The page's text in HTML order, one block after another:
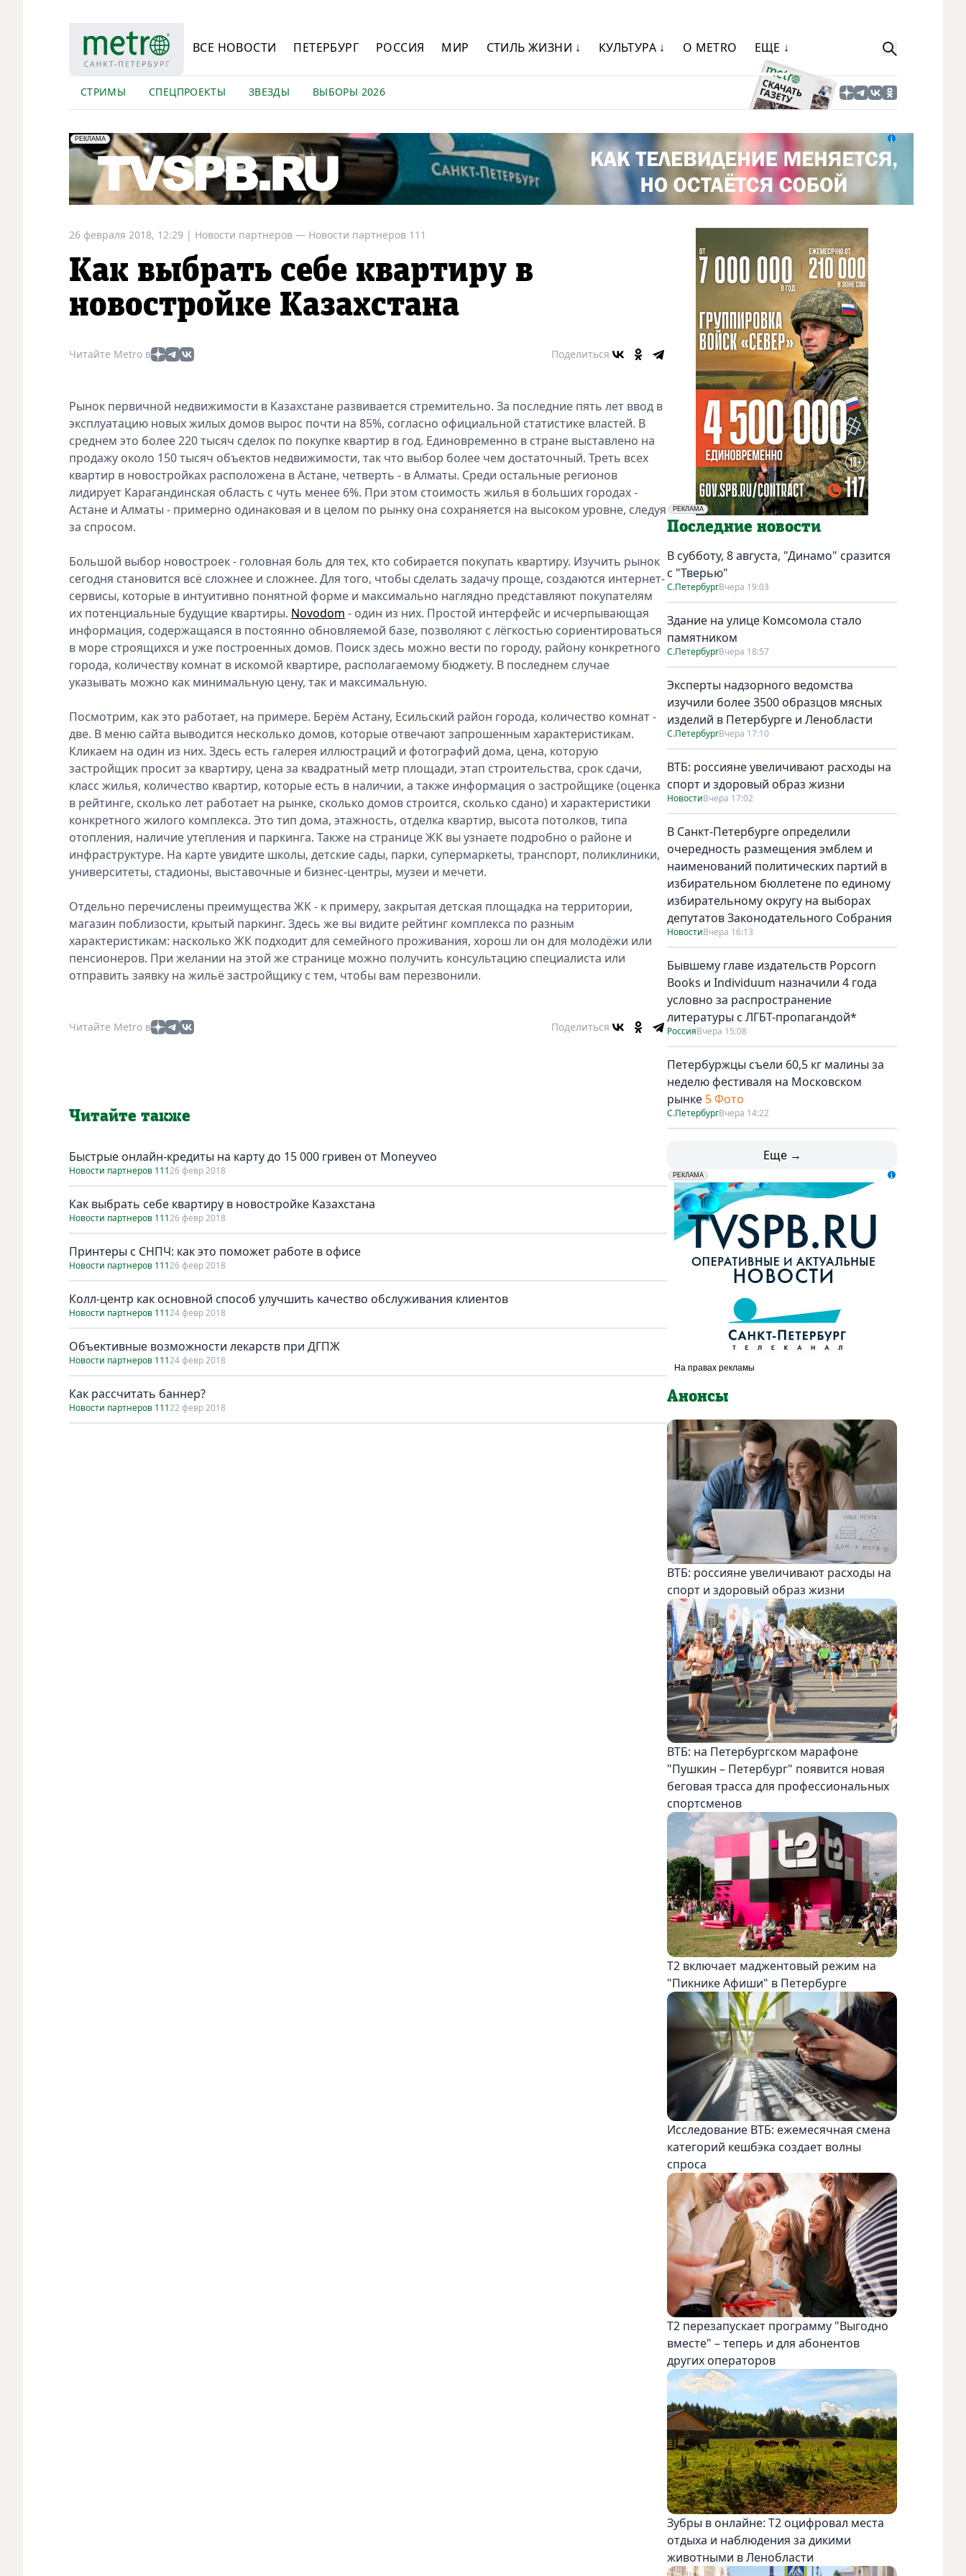
ВСЕ НОВОСТИ ПЕТЕРБУРГ РОССИЯ МИР СТИЛЬ ЖИЗНИ ↓ КУЛЬТУРА ↓ О METRO ЕЩЕ ↓
СТРИМЫ СПЕЦПРОЕКТЫ ЗВЕЗДЫ ВЫБОРЫ 2026
erid: LdtCK5Efv
РЕКЛАМА
АО "ГАТР", ИНН: 7841320717
26 февраля 2018, 12:29 | Новости партнеров — Новости партнеров 111
Как выбрать себе квартиру в
новостройке Казахстана
Читайте Metro в Поделиться
Рынок первичной недвижимости в Казахстане развивается стремительно. За последние пять лет ввод в
эксплуатацию новых жилых домов вырос почти на 85%, согласно официальной статистике властей. В
среднем это более 220 тысяч сделок по покупке квартир в год. Единовременно в стране выставлено на
продажу около 150 тысяч объектов недвижимости, так что выбор более чем достаточный. Треть всех
квартир в новостройках расположена в Астане, четверть - в Алматы. Среди остальные регионов
лидирует Карагандинская область с чуть менее 6%. При этом стоимость жилья в больших городах -
Астане и Алматы - примерно одинаковая и в целом по рынку она сохраняется на высоком уровне, следуя
за спросом.
Большой выбор новостроек - головная боль для тех, кто собирается покупать квартиру. Изучить рынок
сегодня становится всё сложнее и сложнее. Для того, чтобы сделать задачу проще, создаются интернет-
сервисы, которые в интуитивно понятной форме и максимально наглядно представляют покупателям
их потенциальные будущие квартиры. Novodom - один из них. Простой интерфейс и исчерпывающая
информация, содержащаяся в постоянно обновляемой базе, позволяют с лёгкостью сориентироваться
в море строящихся и уже построенных домов. Поиск здесь можно вести по городу, району конкретного
города, количеству комнат в искомой квартире, располагаемому бюджету. В последнем случае
указывать можно как минимальную цену, так и максимальную.
Посмотрим, как это работает, на примере. Берём Астану, Есильский район города, количество комнат -
две. В меню сайта выводится несколько домов, которые отвечают запрошенным характеристикам.
Кликаем на один из них. Здесь есть галерея иллюстраций и фотографий дома, цена, которую
застройщик просит за квартиру, цена за квадратный метр площади, этап строительства, срок сдачи,
класс жилья, количество квартир, которые есть в наличии, а также информация о застройщике (оценка
в рейтинге, сколько лет работает на рынке, сколько домов строится, сколько сдано) и характеристики
конкретного жилого комплекса. Это тип дома, этажность, отделка квартир, высота потолков, типа
отопления, наличие утепления и паркинга. Также на странице ЖК вы узнаете подробно о районе и
инфраструктуре. На карте увидите школы, детские сады, парки, супермаркеты, транспорт, поликлиники,
университеты, стадионы, выставочные и бизнес-центры, музеи и мечети.
Отдельно перечислены преимущества ЖК - к примеру, закрытая детская площадка на территории,
магазин поблизости, крытый паркинг. Здесь же вы видите рейтинг комплекса по разным
характеристикам: насколько ЖК подходит для семейного проживания, хорош ли он для молодёжи или
пенсионеров. При желании на этой же странице можно получить консультацию специалиста или
отправить заявку на жильё застройщику с тем, чтобы вам перезвонили.
Читайте Metro в Поделиться
Читайте также
Быстрые онлайн-кредиты на карту до 15 000 гривен от Moneyveo
Новости партнеров 11126 февр 2018
Как выбрать себе квартиру в новостройке Казахстана
Новости партнеров 11126 февр 2018
Принтеры с СНПЧ: как это поможет работе в офисе
Новости партнеров 11126 февр 2018
Колл-центр как основной способ улучшить качество обслуживания клиентов
Новости партнеров 11124 февр 2018
Объективные возможности лекарств при ДГПЖ
Новости партнеров 11124 февр 2018
Как рассчитать баннер?
Новости партнеров 11122 февр 2018
РЕКЛАМА
Социальная реклама
Последние новости
В субботу, 8 августа, "Динамо" сразится
с "Тверью"
С.ПетербургВчера 19:03
Здание на улице Комсомола стало
памятником
С.ПетербургВчера 18:57
Эксперты надзорного ведомства
изучили более 3500 образцов мясных
изделий в Петербурге и Ленобласти
С.ПетербургВчера 17:10
ВТБ: россияне увеличивают расходы на
спорт и здоровый образ жизни
НовостиВчера 17:02
В Санкт-Петербурге определили
очередность размещения эмблем и
наименований политических партий в
избирательном бюллетене по единому
избирательному округу на выборах
депутатов Законодательного Собрания
НовостиВчера 16:13
Бывшему главе издательств Popcorn
Books и Individuum назначили 4 года
условно за распространение
литературы с ЛГБТ-пропагандой*
РоссияВчера 15:08
Петербуржцы съели 60,5 кг малины за
неделю фестиваля на Московском
рынке 5 Фото
С.ПетербургВчера 14:22
Еще →
erid: LdtCK5udn
РЕКЛАМА
АО "ГАТР", ИНН: 7841320717
Анонсы
ВТБ: россияне увеличивают расходы на
спорт и здоровый образ жизни
ВТБ: на Петербургском марафоне
"Пушкин – Петербург" появится новая
беговая трасса для профессиональных
спортсменов
Т2 включает маджентовый режим на
"Пикнике Афиши" в Петербурге
Исследование ВТБ: ежемесячная смена
категорий кешбэка создает волны
спроса
Т2 перезапускает программу "Выгодно
вместе" – теперь и для абонентов
других операторов
Зубры в онлайне: Т2 оцифровал места
отдыха и наблюдения за дикими
животными в Ленобласти